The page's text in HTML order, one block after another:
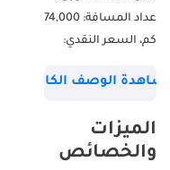
عداد المسافة: 74,000
كم، السعر النقدي:
القسط الشهري: 974
سنوات. إمكانية
التقسيط بدون دفعة
الوصف الكامل
الميزات
والخصائص